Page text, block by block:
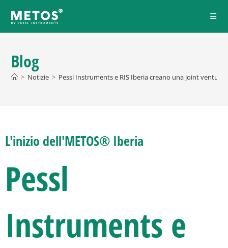
Blog
> Notizie > Pessl Instruments e RIS Iberia creano una joint
L'inizio dell'METOS® Iberia
Pessl
Instruments e